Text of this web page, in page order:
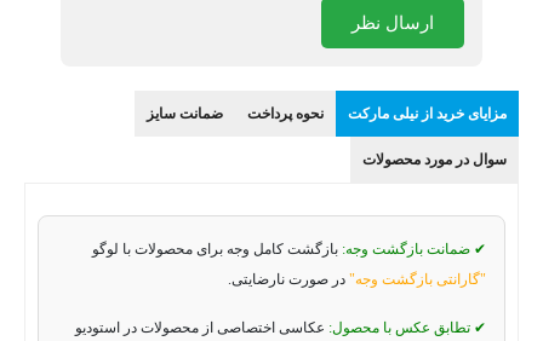
ارسال نظر
مزایای خرید از نیلی مارکت نحوه پرداخت ضمانت سایز
سوال در مورد محصولات
✔ ضمانت بازگشت وجه: بازگشت کامل وجه برای محصولات با لوگو
"گارانتی بازگشت وجه" در صورت نارضایتی.
✔ تطابق عکس با محصول: عکاسی اختصاصی از محصولات در استودیو